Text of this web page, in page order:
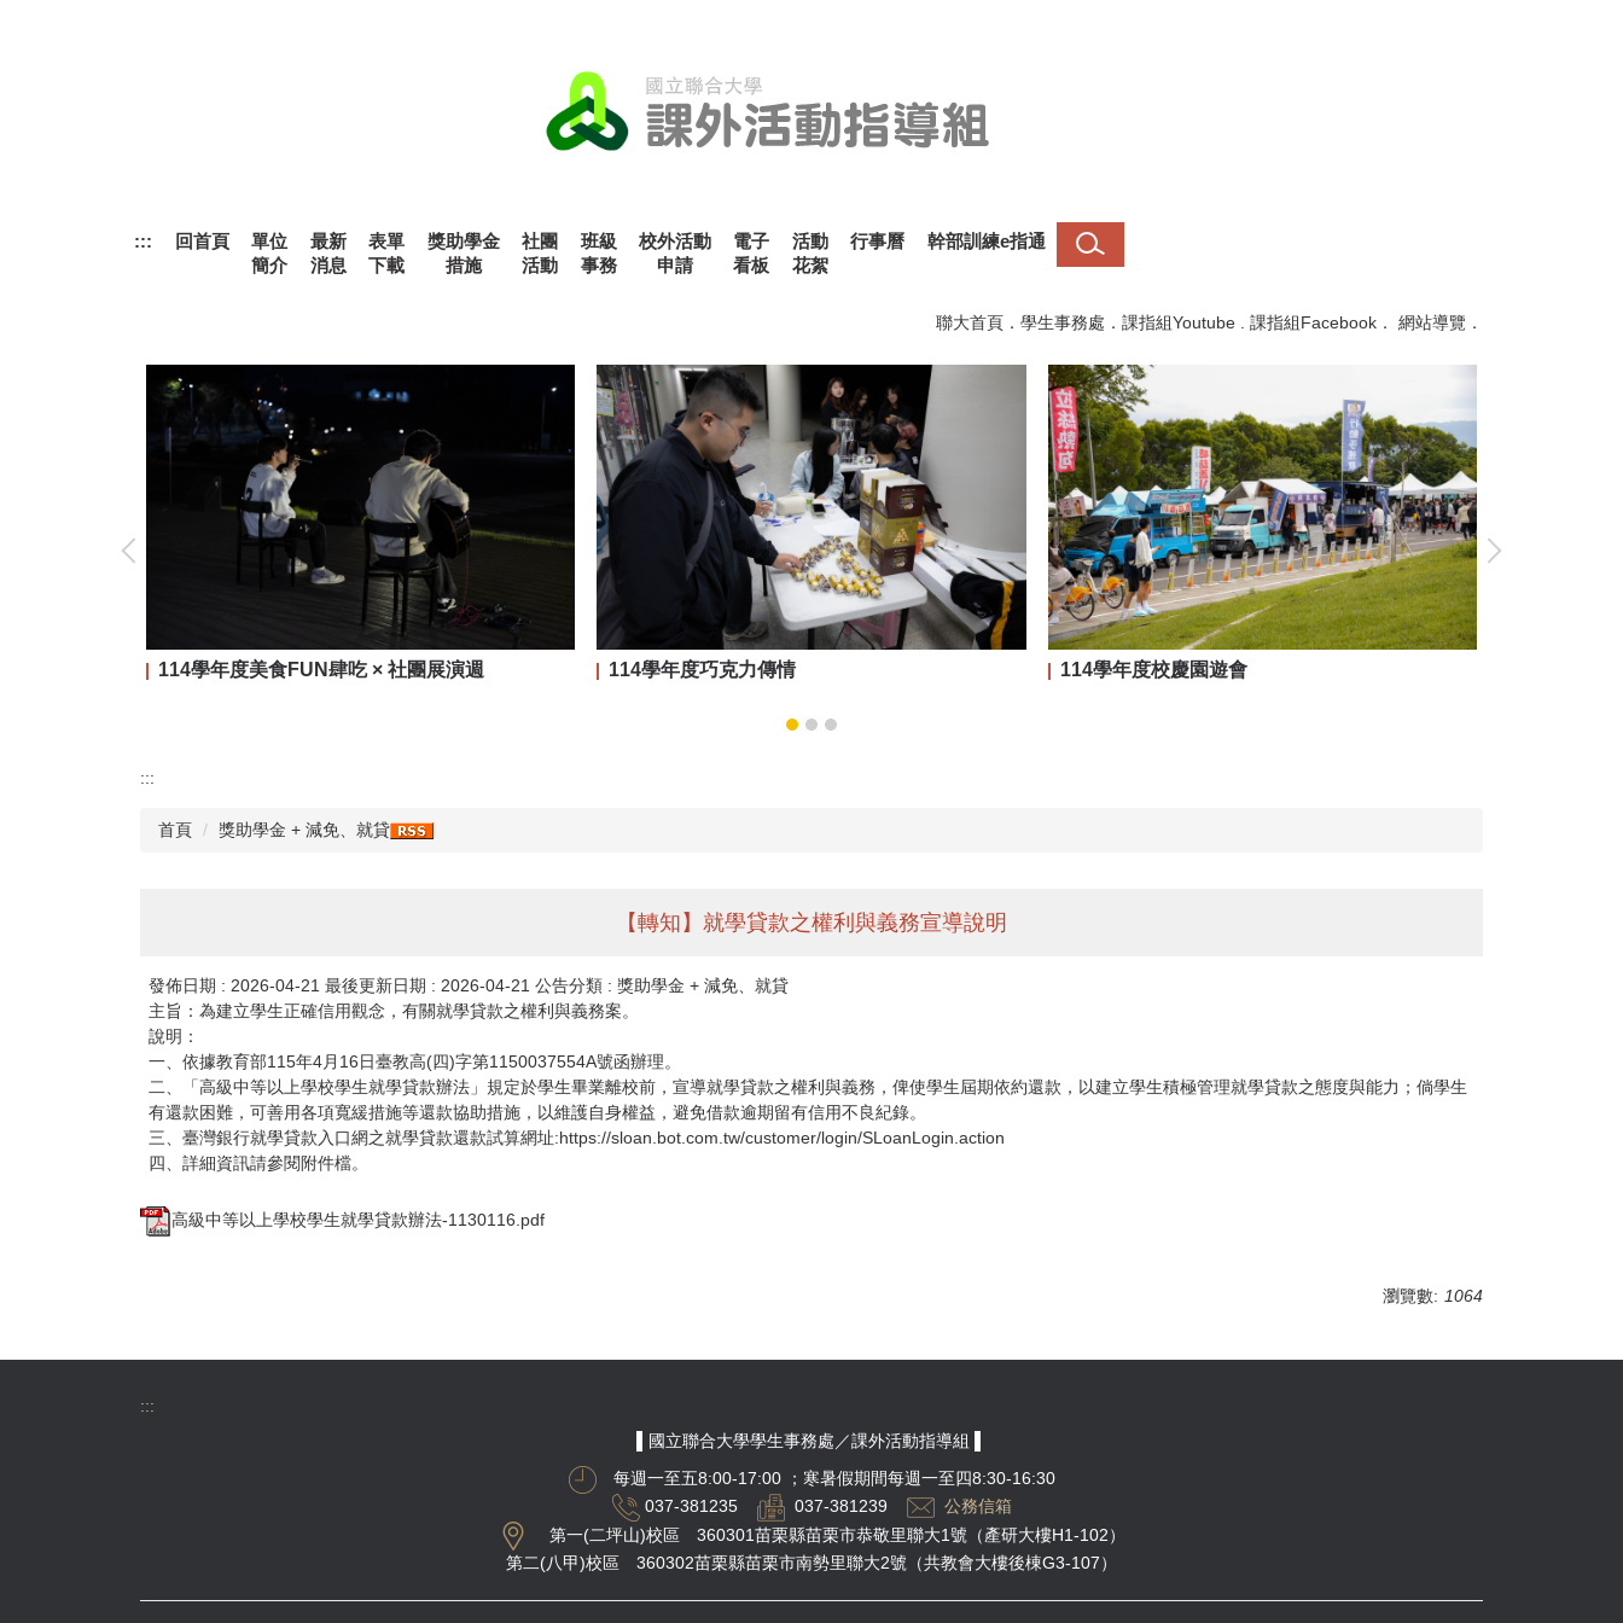
::: 回首頁
單位
簡介
最新
消息
表單
下載
獎助學金
措施
社團
活動
班級
事務
校外活動
申請
電子
看板
活動
花絮
行事曆 幹部訓練e指通
聯大首頁 ． 學生事務處 ． 課指組Youtube 課指組Facebook ． 網站導覽 ．
114學年度美食FUN肆吃 × 社團展演週 114學年度巧克力傳情 114學年度校慶園遊會
:::
首頁 獎助學金 + 減免、就貸
【轉知】就學貸款之權利與義務宣導說明
發佈日期 : 2026-04-21 最後更新日期 : 2026-04-21 公告分類 : 獎助學金 + 減免、就貸
主旨：為建立學生正確信用觀念，有關就學貸款之權利與義務案。
說明：
一、依據教育部115年4月16日臺教高(四)字第1150037554A號函辦理。
二、「高級中等以上學校學生就學貸款辦法」規定於學生畢業離校前，宣導就學貸款之權利與義務，俾使學生屆期依約還款，以建立學生積極管理就學貸款之態度與能力；倘學生
有還款困難，可善用各項寬緩措施等還款協助措施，以維護自身權益，避免借款逾期留有信用不良紀錄。
三、臺灣銀行就學貸款入口網之就學貸款還款試算網址:https://sloan.bot.com.tw/customer/login/SLoanLogin.action
四、詳細資訊請參閱附件檔。
高級中等以上學校學生就學貸款辦法-1130116.pdf
瀏覽數: 1064
:::
▌國立聯合大學學生事務處／課外活動指導組 ▌
每週一至五8:00-17:00
；寒暑假期間每週一至四8:30-16:30
037-381235
037-381239
公務信箱
第一(二坪山)校區 360301苗栗縣苗栗市恭敬里聯大1號（產研大樓H1-102）
第二(八甲)校區 360302苗栗縣苗栗市南勢里聯大2號（共教會大樓後棟G3-107）